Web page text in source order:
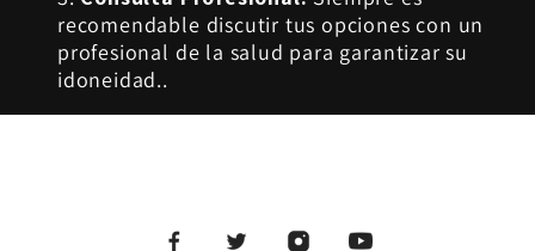
recomendable discutir tus opciones con un
profesional de la salud para garantizar su
idoneidad..